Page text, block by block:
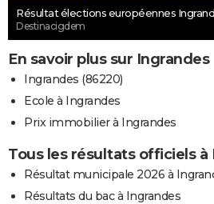
Résultat élections européennes
Destinacigdem
En savoir plus sur Ingrandes
Ingrandes (86220)
Ecole à Ingrandes
Prix immobilier à Ingrandes
Tous les résultats officiels à
Résultat municipale 2026 à
Résultats du bac à Ingrandes